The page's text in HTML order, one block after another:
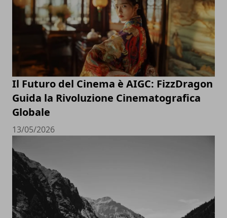
Il Futuro del Cinema è AIGC: FizzDragon
Guida la Rivoluzione Cinematografica
Globale
13/05/2026